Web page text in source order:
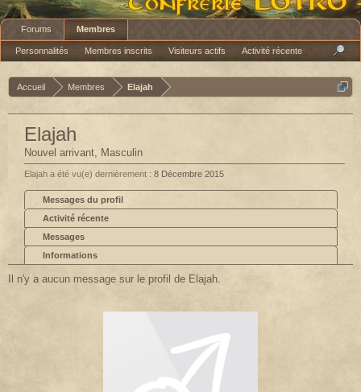
Accueil Membres Elajah
Elajah
Nouvel arrivant, Masculin
Elajah a été vu(e) dernièrement : 8 Décembre 2015
Messages du profil
Activité récente
Messages
Informations
Il n'y a aucun message sur le profil de Elajah.
Forums Membres
Personnalités Membres inscrits Visiteurs actifs Activité récente